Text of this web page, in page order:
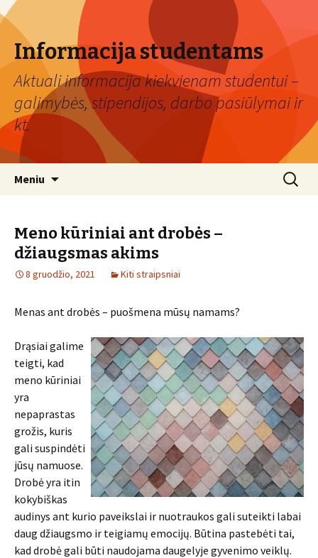
Informacija studentams
Aktuali informacija kiekvienam studentui –
galimybės, stipendijos, darbo pasiūlymai ir
kt.
Meniu Ieškoti:
Meno kūriniai ant drobės –
džiaugsmas akims
8 gruodžio, 2021 Kiti straipsniai
Menas ant drobės – puošmena mūsų namams?
Drąsiai galime
teigti, kad
meno kūriniai
yra
nepaprastas
grožis, kuris
gali suspindėti
jūsų namuose.
Drobė yra itin
kokybiškas
audinys ant kurio paveikslai ir nuotraukos gali suteikti labai
daug džiaugsmo ir teigiamų emocijų. Būtina pastebėti tai,
kad drobė gali būti naudojama daugelyje gyvenimo veiklų.